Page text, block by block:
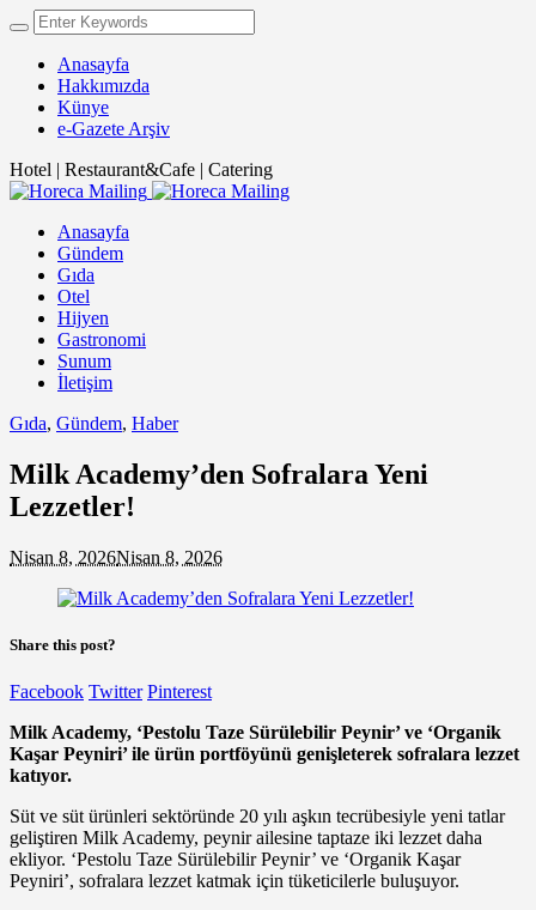
Anasayfa
Hakkımızda
Künye
e-Gazete Arşiv
Hotel | Restaurant&Cafe | Catering
Anasayfa
Gündem
Gıda
Otel
Hijyen
Gastronomi
Sunum
İletişim
Gıda, Gündem, Haber
Milk Academy’den Sofralara Yeni
Lezzetler!
Nisan 8, 2026Nisan 8, 2026
Share this post?
Facebook Twitter Pinterest
Milk Academy, ‘Pestolu Taze Sürülebilir Peynir’ ve ‘Organik
Kaşar Peyniri’ ile ürün portföyünü genişleterek sofralara lezzet
katıyor.
Süt ve süt ürünleri sektöründe 20 yılı aşkın tecrübesiyle yeni tatlar
geliştiren Milk Academy, peynir ailesine taptaze iki lezzet daha
ekliyor. ‘Pestolu Taze Sürülebilir Peynir’ ve ‘Organik Kaşar
Peyniri’, sofralara lezzet katmak için tüketicilerle buluşuyor.